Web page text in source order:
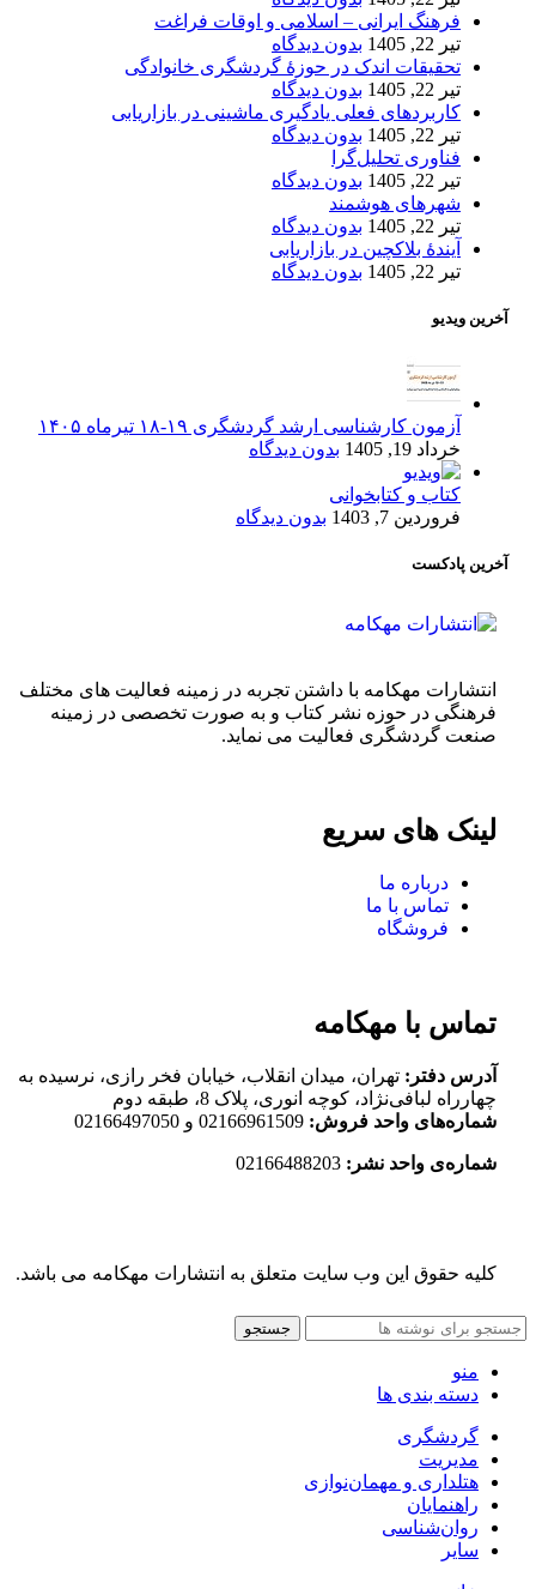
فرهنگ ایرانی – اسلامی و اوقات فراغت
تیر 22, 1405
بدون دیدگاه
تحقیقات اندک در حوزۀ گردشگری خانوادگی
تیر 22, 1405
بدون دیدگاه
کاربردهای فعلی یادگیری ماشینی در بازاریابی
تیر 22, 1405
بدون دیدگاه
فناوری تحلیل‌گرا
تیر 22, 1405
بدون دیدگاه
شهرهای هوشمند
تیر 22, 1405
بدون دیدگاه
آیندۀ بلاکچین در بازاریابی
تیر 22, 1405
بدون دیدگاه
آخرین ویدیو
آزمون کارشناسی ارشد گردشگری ۱۹-۱۸ تیرماه ۱۴۰۵
خرداد 19, 1405
بدون دیدگاه
کتاب و کتابخوانی
فروردین 7, 1403
بدون دیدگاه
آخرین پادکست
انتشارات مهکامه با داشتن تجربه در زمینه فعالیت های مختلف
فرهنگی در حوزه نشر کتاب و به صورت تخصصی در زمینه
صنعت گردشگری فعالیت می نماید.
لینک های سریع
درباره ما
تماس با ما
فروشگاه
تماس با مهکامه
آدرس دفتر: تهران، میدان انقلاب، خیابان فخر رازی، نرسیده به
چهارراه لبافی‌نژاد، کوچه انوری، پلاک 8، طبقه دوم
شماره‌های واحد فروش: 02166961509 و 02166497050
شماره‌‌ی واحد نشر:
کلیه حقوق این وب سایت متعلق به انتشارات مهکامه می باشد.
جستجو
منو
دسته بندی ها
گردشگری
مدیریت
هتلداری و مهمان‌نوازی
راهنمایان
روان‌شناسی
سایر